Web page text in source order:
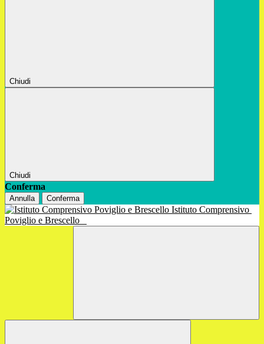
Chiudi
Chiudi
Conferma
Annulla Conferma
Istituto Comprensivo
Poviglio e Brescello